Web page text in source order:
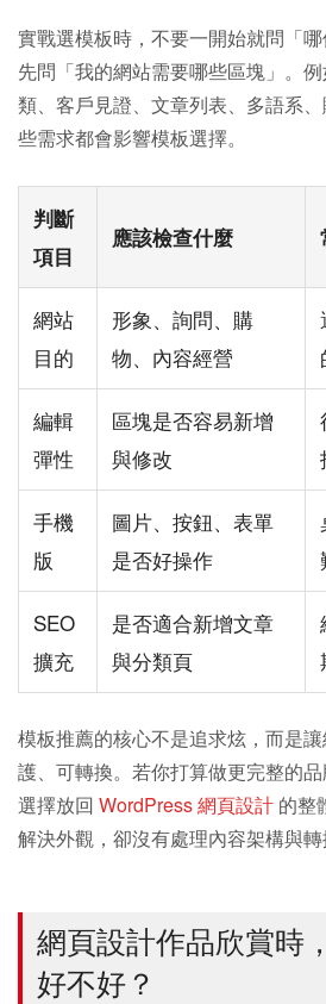
實戰選模板時，不要一開始就問「
先問「我的網站需要哪些區塊」。
類、客戶見證、文章列表、多語系
些需求都會影響模板選擇。
判斷
項目
應該檢查什麼
網站
目的
形象、詢問、購
物、內容經營
編輯
彈性
區塊是否容易新增
與修改
手機
版
圖片、按鈕、表單
是否好操作
SEO
擴充
是否適合新增文章
與分類頁
模板推薦的核心不是追求炫，而是
護、可轉換。若你打算做更完整的
選擇放回 WordPress 網頁設計 的整
解決外觀，卻沒有處理內容架構與轉
網頁設計作品欣賞時
好不好？